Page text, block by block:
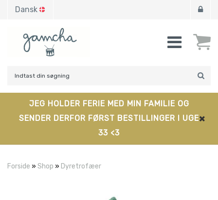
Dansk
JEG HOLDER FERIE MED MIN FAMILIE OG
SENDER DERFOR FØRST BESTILLINGER I UGE
33 <3
Forside » Shop » Dyretrofæer